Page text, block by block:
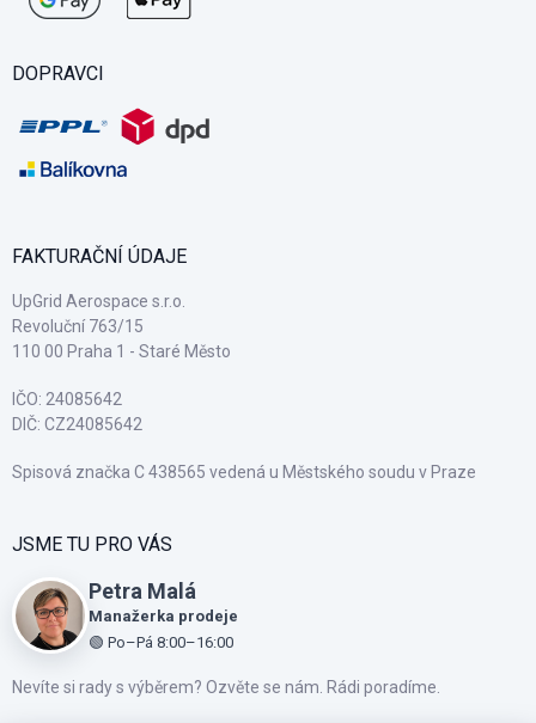
DOPRAVCI
FAKTURAČNÍ ÚDAJE
UpGrid Aerospace s.r.o.
Revoluční 763/15
110 00 Praha 1 - Staré Město
IČO: 24085642
DIČ: CZ24085642
Spisová značka C 438565 vedená u Městského soudu v Praze
JSME TU PRO VÁS
Petra Malá
Manažerka prodeje
🟢 Po–Pá 8:00–16:00
Nevíte si rady s výběrem? Ozvěte se nám. Rádi poradíme.